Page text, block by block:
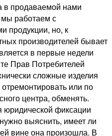
в продаваемой нами
мы работаем с
продукции, но, к
производителей бывает
в первые недели
Прав Потребителей
сложные изделия
или по
центра, обменять.
юридической фиксации
выяснить, имеет ли
вине она произошла. В